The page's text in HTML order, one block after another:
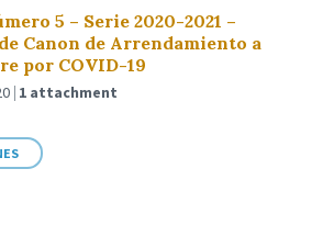
5 – Serie 2020-2021 –
Canon de Arrendamiento a
por COVID-19
1 attachment